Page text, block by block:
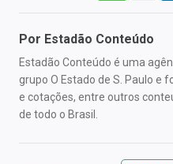
Por Estadão Conteúdo
Estadão Conteúdo é uma
grupo O Estado de S. Paulo e
e cotações, entre outros
de todo o Brasil.